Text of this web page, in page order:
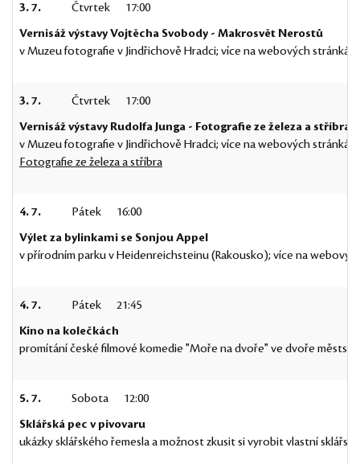
3. 7. Čtvrtek
17:00
Vernisáž výstavy Vojtěcha Svobody - Makrosvět Nerostů
v Muzeu fotografie v Jindřichově Hradci; více na webových
3. 7. Čtvrtek
17:00
Vernisáž výstavy Rudolfa Junga - Fotografie ze železa a stříbra
v Muzeu fotografie v Jindřichově Hradci; více na webových
Fotografie ze železa a stříbra
4. 7. Pátek
16:00
Výlet za bylinkami se Sonjou Appel
v přírodním parku v Heidenreichsteinu (Rakousko); více na
4. 7. Pátek
21:45
Kino na kolečkách
promítání české filmové komedie "Moře na dvoře" ve dvoře
5. 7. Sobota
12:00
Sklářská pec v pivovaru
ukázky sklářského řemesla a možnost zkusit si vyrobit vlastní